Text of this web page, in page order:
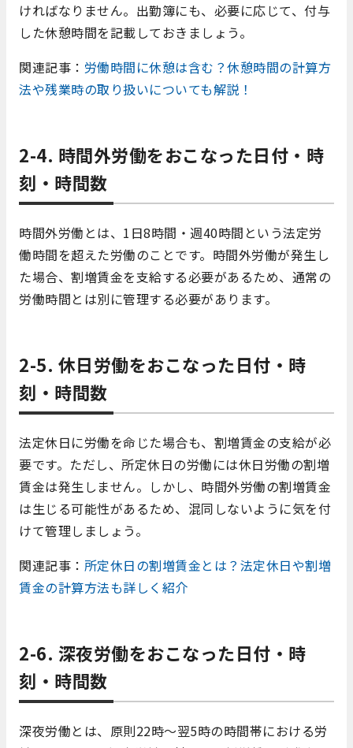
ければなりません。出勤簿にも、必要に応じて、付与
した休憩時間を記載しておきましょう。
関連記事： 労働時間に休憩は含む？休憩時間の計算方
法や残業時の取り扱いについても解説！
2-4. 時間外労働をおこなった日付・時
刻・時間数
時間外労働とは、1日8時間・週40時間という法定労
働時間を超えた労働のことです。時間外労働が発生し
た場合、割増賃金を支給する必要があるため、通常の
労働時間とは別に管理する必要があります。
2-5. 休日労働をおこなった日付・時
刻・時間数
法定休日に労働を命じた場合も、割増賃金の支給が必
要です。ただし、所定休日の労働には休日労働の割増
賃金は発生しません。しかし、時間外労働の割増賃金
は生じる可能性があるため、混同しないように気を付
けて管理しましょう。
関連記事： 所定休日の割増賃金とは？法定休日や割増
賃金の計算方法も詳しく紹介
2-6. 深夜労働をおこなった日付・時
刻・時間数
深夜労働とは、原則22時～翌5時の時間帯における労